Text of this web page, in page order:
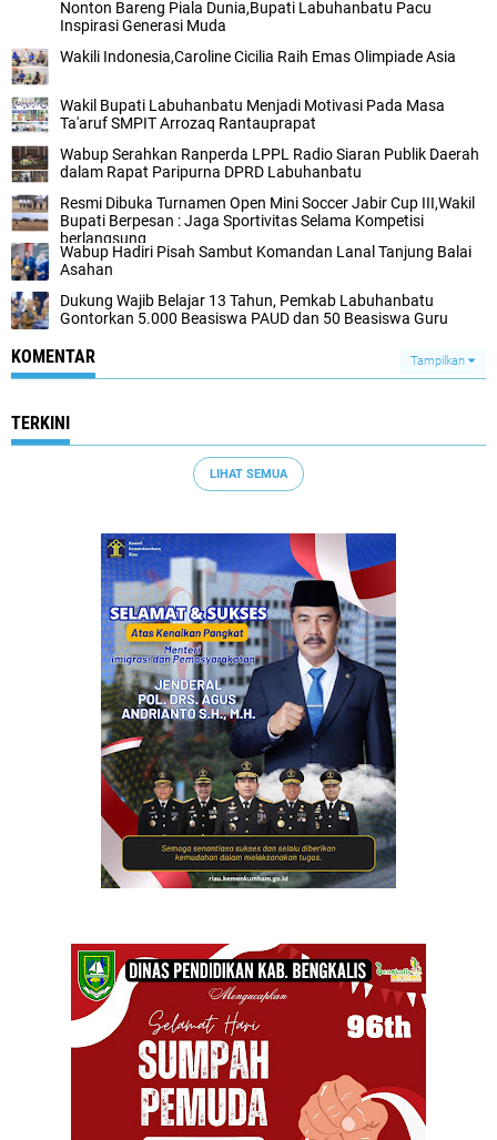
Nonton Bareng Piala Dunia,Bupati Labuhanbatu Pacu
Inspirasi Generasi Muda
Wakili Indonesia,Caroline Cicilia Raih Emas Olimpiade Asia
Wakil Bupati Labuhanbatu Menjadi Motivasi Pada Masa
Ta'aruf SMPIT Arrozaq Rantauprapat
Wabup Serahkan Ranperda LPPL Radio Siaran Publik Daerah
dalam Rapat Paripurna DPRD Labuhanbatu
Resmi Dibuka Turnamen Open Mini Soccer Jabir Cup III,Wakil
Bupati Berpesan : Jaga Sportivitas Selama Kompetisi
berlangsung
Wabup Hadiri Pisah Sambut Komandan Lanal Tanjung Balai
Asahan
Dukung Wajib Belajar 13 Tahun, Pemkab Labuhanbatu
Gontorkan 5.000 Beasiswa PAUD dan 50 Beasiswa Guru
KOMENTAR Tampilkan
TERKINI
LIHAT SEMUA